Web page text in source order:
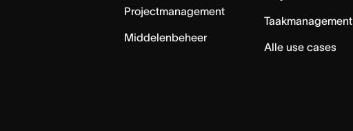
Projectmanagement
Middelenbeheer
Taakmanagement
Alle use cases